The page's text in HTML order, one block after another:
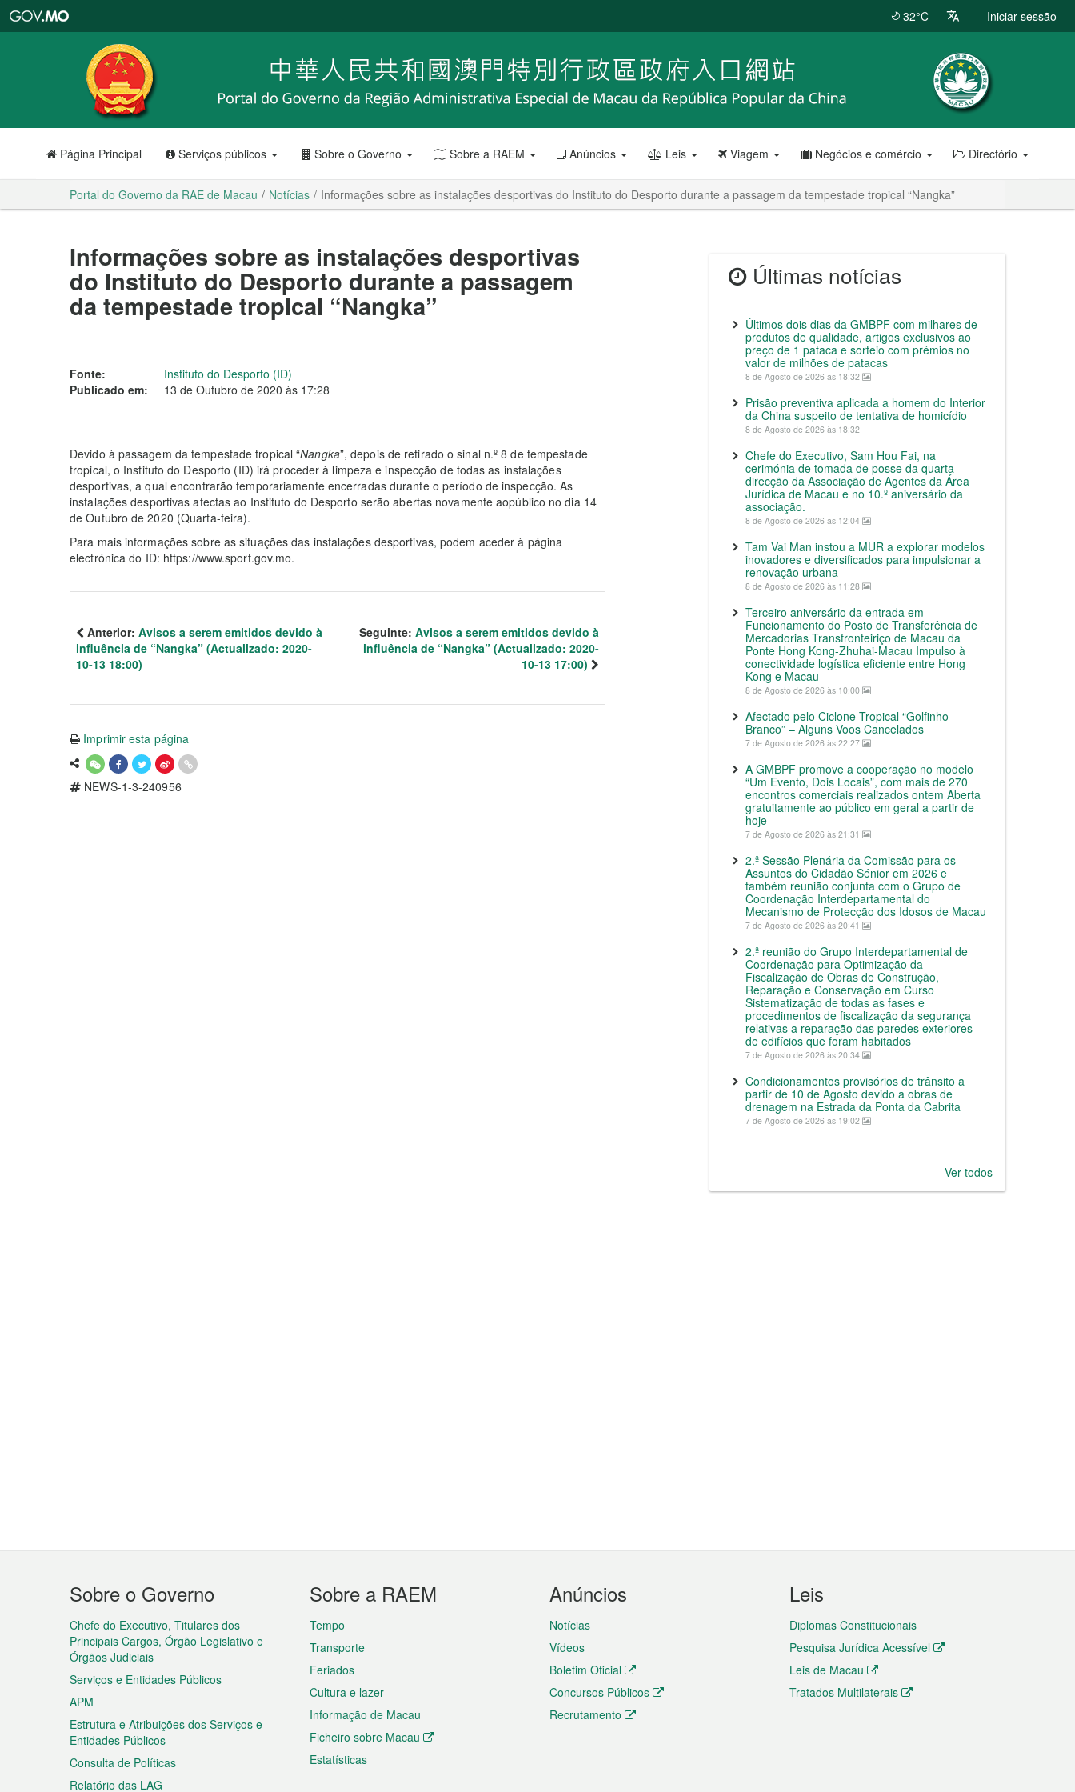
RAE
de
Macau
32°C Iniciar sessão
Página Principal Serviços públicos Sobre o Governo Sobre a RAEM Anúncios Leis Viagem Negócios e comércio Directório
Portal do Governo da RAE de Macau Notícias Informações sobre as instalações desportivas do Instituto do Desporto durante a passagem da tempestade tropical “Nangka”
Informações sobre as instalações desportivas
do Instituto do Desporto durante a passagem
da tempestade tropical “Nangka”
Fonte:
Instituto do Desporto (ID)
Publicado em:
13 de Outubro de 2020 às 17:28
Devido à passagem da tempestade tropical “Nangka”, depois de retirado o sinal n.º 8 de tempestade
tropical, o Instituto do Desporto (ID) irá proceder à limpeza e inspecção de todas as instalações
desportivas, a qual encontrarão temporariamente encerradas durante o período de inspecção. As
instalações desportivas afectas ao Instituto do Desporto serão abertas novamente aopúblico no dia 14
de Outubro de 2020 (Quarta-feira).
Para mais informações sobre as situações das instalações desportivas, podem aceder à página
electrónica do ID: https://www.sport.gov.mo.
Anterior: Avisos a serem emitidos devido à
influência de “Nangka” (Actualizado: 2020-
10-13 18:00)
Seguinte: Avisos a serem emitidos devido à
influência de “Nangka” (Actualizado: 2020-
10-13 17:00)
Imprimir esta página
NEWS-1-3-240956
Últimas notícias
Últimos dois dias da GMBPF com milhares de
produtos de qualidade, artigos exclusivos ao
preço de 1 pataca e sorteio com prémios no
valor de milhões de patacas
8 de Agosto de 2026 às 18:32
Prisão preventiva aplicada a homem do Interior
da China suspeito de tentativa de homicídio
8 de Agosto de 2026 às 18:32
Chefe do Executivo, Sam Hou Fai, na
cerimónia de tomada de posse da quarta
direcção da Associação de Agentes da Área
Jurídica de Macau e no 10.º aniversário da
associação.
8 de Agosto de 2026 às 12:04
Tam Vai Man instou a MUR a explorar modelos
inovadores e diversificados para impulsionar a
renovação urbana
8 de Agosto de 2026 às 11:28
Terceiro aniversário da entrada em
Funcionamento do Posto de Transferência de
Mercadorias Transfronteiriço de Macau da
Ponte Hong Kong-Zhuhai-Macau Impulso à
conectividade logística eficiente entre Hong
Kong e Macau
8 de Agosto de 2026 às 10:00
Afectado pelo Ciclone Tropical “Golfinho
Branco” – Alguns Voos Cancelados
7 de Agosto de 2026 às 22:27
A GMBPF promove a cooperação no modelo
“Um Evento, Dois Locais”, com mais de 270
encontros comerciais realizados ontem Aberta
gratuitamente ao público em geral a partir de
hoje
7 de Agosto de 2026 às 21:31
2.ª Sessão Plenária da Comissão para os
Assuntos do Cidadão Sénior em 2026 e
também reunião conjunta com o Grupo de
Coordenação Interdepartamental do
Mecanismo de Protecção dos Idosos de Macau
7 de Agosto de 2026 às 20:41
2.ª reunião do Grupo Interdepartamental de
Coordenação para Optimização da
Fiscalização de Obras de Construção,
Reparação e Conservação em Curso
Sistematização de todas as fases e
procedimentos de fiscalização da segurança
relativas a reparação das paredes exteriores
de edifícios que foram habitados
7 de Agosto de 2026 às 20:34
Condicionamentos provisórios de trânsito a
partir de 10 de Agosto devido a obras de
drenagem na Estrada da Ponta da Cabrita
7 de Agosto de 2026 às 19:02
Ver todos
Menu
do
rodapé
Sobre o Governo
Chefe do Executivo, Titulares dos
Principais Cargos, Órgão Legislativo e
Órgãos Judiciais
Serviços e Entidades Públicos
APM
Estrutura e Atribuições dos Serviços e
Entidades Públicos
Consulta de Políticas
Relatório das LAG
Sobre a RAEM
Tempo
Transporte
Feriados
Cultura e lazer
Informação de Macau
Ficheiro sobre Macau
Estatísticas
Anúncios
Notícias
Vídeos
Boletim Oficial
Concursos Públicos
Recrutamento
Leis
Diplomas Constitucionais
Pesquisa Jurídica Acessível
Leis de Macau
Tratados Multilaterais